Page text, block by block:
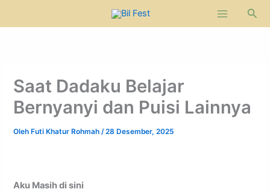
Cari
Saat Dadaku Belajar
Bernyanyi dan Puisi Lainnya
Oleh Futi Khatur Rohmah/28 Desember, 2025
Aku Masih di sini